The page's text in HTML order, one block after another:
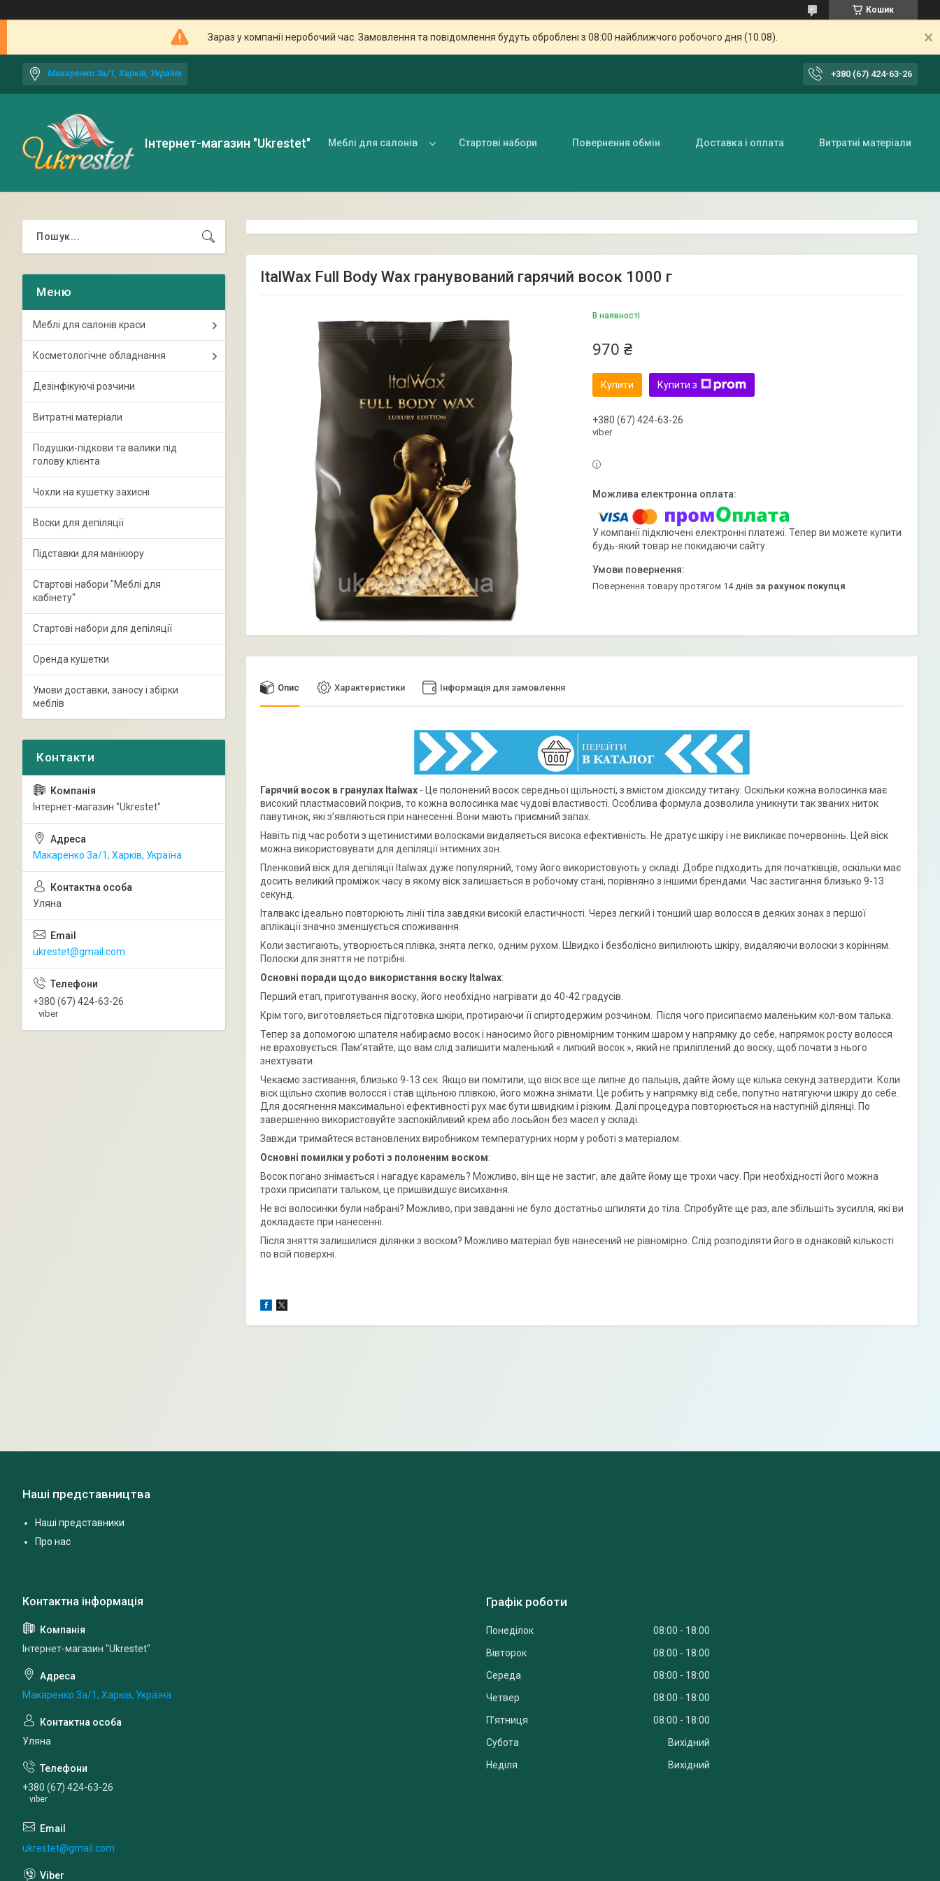
Кошик
Зараз у компанії неробочий час. Замовлення та повідомлення будуть оброблені з 08:00 найближчого робочого дня (10.08).
Макаренко 3а/1, Харків, Україна +380 (67) 424-63-26
Інтернет-магазин "Ukrestet" Меблі для салонів Стартові набори Повернення обмін Доставка і оплата Витратні матеріали
ItalWax Full Body Wax гранувований гарячий восок 1000 г
В наявності
970 ₴
Купити Купити з
+380 (67) 424-63-26
viber
У компанії підключені електронні платежі. Тепер ви можете купити
будь-який товар не покидаючи сайту.
повернення товару протягом 14 днів за рахунок покупця
Опис Характеристики Інформація для замовлення
Гарячий восок в гранулах Italwax - Це полонений восок середньої щільності, з вмістом діоксиду титану. Оскільки кожна волосинка має
високий пластмасовий покрив, то кожна волосинка має чудові властивості. Особлива формула дозволила уникнути так званих ниток
павутинок, які з’являються при нанесенні. Вони мають приємний запах.
Навіть під час роботи з щетинистими волосками видаляється висока ефективність. Не дратує шкіру і не викликає почервонінь. Цей віск
можна використовувати для депіляції інтимних зон.
Пленковий віск для депіляції Italwax дуже популярний, тому його використовують у складі. Добре підходить для початківців, оскільки має
досить великий проміжок часу в якому віск залишається в робочому стані, порівняно з іншими брендами. Час застигання близько 9-13
секунд.
Італвакс ідеально повторюють лінії тіла завдяки високій еластичності. Через легкий і тонший шар волосся в деяких зонах з першої
аплікації значно зменшується споживання.
Коли застигають, утворюється плівка, знята легко, одним рухом. Швидко і безболісно випилюють шкіру, видаляючи волоски з корінням.
Полоски для зняття не потрібні.
Основні поради щодо використання воску Italwax:
Перший етап, приготування воску, його необхідно нагрівати до 40-42 градусів.
Крім того, виготовляється підготовка шкіри, протираючи її спиртодержим розчином. Після чого присипаємо маленьким кол-вом талька.
Тепер за допомогою шпателя набираємо восок і наносимо його рівномірним тонким шаром у напрямку до себе, напрямок росту волосся
не враховується. Пам’ятайте, що вам слід залишити маленький « липкий восок », який не приліплений до воску, щоб почати з нього
знехтувати.
Чекаємо застивання, близько 9-13 сек. Якщо ви помітили, що віск все ще липне до пальців, дайте йому ще кілька секунд затвердити. Коли
віск щільно схопив волосся і став щільною плівкою, його можна знімати. Це робить у напрямку від себе, попутно натягуючи шкіру до себе.
Для досягнення максимальної ефективності рух має бути швидким і різким. Далі процедура повторюється на наступній ділянці. По
завершенню використовуйте заспокійливий крем або лосьйон без масел у складі.
Завжди тримайтеся встановлених виробником температурних норм у роботі з матеріалом.
Основні помилки у роботі з полоненим воском:
Восок погано знімається і нагадує карамель? Можливо, він ще не застиг, але дайте йому ще трохи часу. При необхідності його можна
трохи присипати тальком, це пришвидшує висихання.
Не всі волосинки були набрані? Можливо, при завданні не було достатньо шпиляти до тіла. Спробуйте ще раз, але збільшіть зусилля, які ви
докладаєте при нанесенні.
Після зняття залишилися ділянки з воском? Можливо матеріал був нанесений не рівномірно. Слід розподіляти його в однаковій кількості
по всій поверхні.
Меблі для салонів краси
Косметологічне обладнання
Дезінфікуючі розчини
Витратні матеріали
Подушки-підкови та валики під
голову клієнта
Чохли на кушетку захисні
Воски для депіляції
Підставки для манікюру
Стартові набори "Меблі для
кабінету"
Стартові набори для депіляції
Оренда кушетки
Умови доставки, заносу і збірки
меблів
Інтернет-магазин "Ukrestet"
Макаренко 3а/1, Харків, Україна
Уляна
ukrestet@gmail.com
+380 (67) 424-63-26
viber
Наші представництва
Наші представники
Про нас
Інтернет-магазин "Ukrestet"
Макаренко 3а/1, Харків, Україна
Уляна
+380 (67) 424-63-26
viber
ukrestet@gmail.com
Графік роботи
Понеділок 08:00
18:00
Вівторок
08:00
18:00
Середа
08:00
18:00
Четвер
08:00
18:00
Пʼятниця
08:00
18:00
Субота
Вихідний
Неділя
Вихідний